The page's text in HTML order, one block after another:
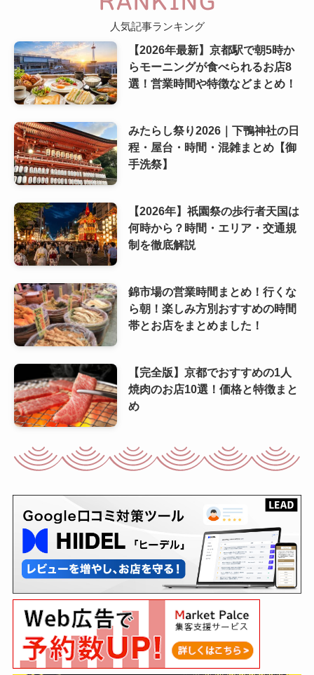
人気記事ランキング
【2026年最新】京都駅で朝5時か
らモーニングが食べられるお店8
選！営業時間や特徴などまとめ！
みたらし祭り2026｜下鴨神社の日
程・屋台・時間・混雑まとめ【御
手洗祭】
【2026年】祇園祭の歩行者天国は
何時から？時間・エリア・交通規
制を徹底解説
錦市場の営業時間まとめ！行くな
ら朝！楽しみ方別おすすめの時間
帯とお店をまとめました！
【完全版】京都でおすすめの1人
焼肉のお店10選！価格と特徴まと
め